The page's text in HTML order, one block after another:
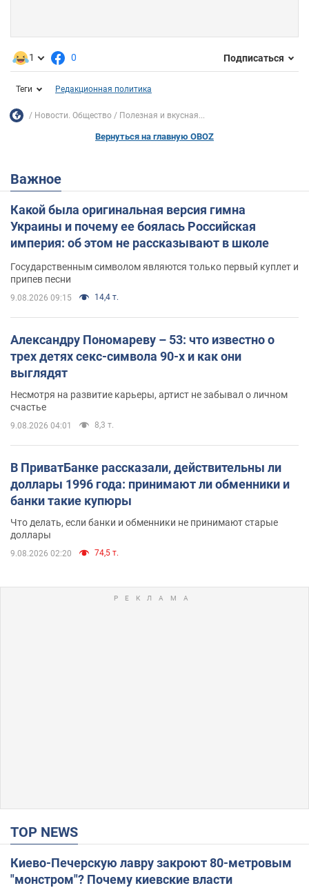
1 0 Подписаться
Теги Редакционная политика
Новости. Общество Полезная и вкусная...
Вернуться на главную OBOZ
Важное
Какой была оригинальная версия гимна
Украины и почему ее боялась Российская
империя: об этом не рассказывают в школе
Государственным символом являются только первый куплет и
припев песни
9.08.2026 09:15 14,4 т.
Александру Пономареву – 53: что известно о
трех детях секс-символа 90-х и как они
выглядят
Несмотря на развитие карьеры, артист не забывал о личном
счастье
9.08.2026 04:01 8,3 т.
В ПриватБанке рассказали, действительны ли
доллары 1996 года: принимают ли обменники и
банки такие купюры
Что делать, если банки и обменники не принимают старые
доллары
9.08.2026 02:20 74,5 т.
TOP NEWS
Киево-Печерскую лавру закроют 80-метровым
"монстром"? Почему киевские власти